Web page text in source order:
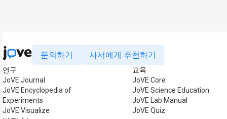
문의하기 사서에게 추천하기
연구
JoVE Journal
JoVE Encyclopedia of
Experiments
JoVE Visualize
교육
JoVE Core
JoVE Science Education
JoVE Lab Manual
JoVE Quiz